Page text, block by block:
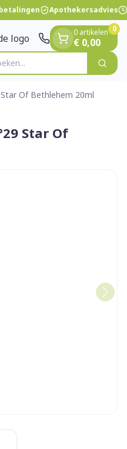
Apothekersadvies
Zoek
0 artikelen
€ 0,00
0
Of Bethlehem 20ml
Star Of
larger image